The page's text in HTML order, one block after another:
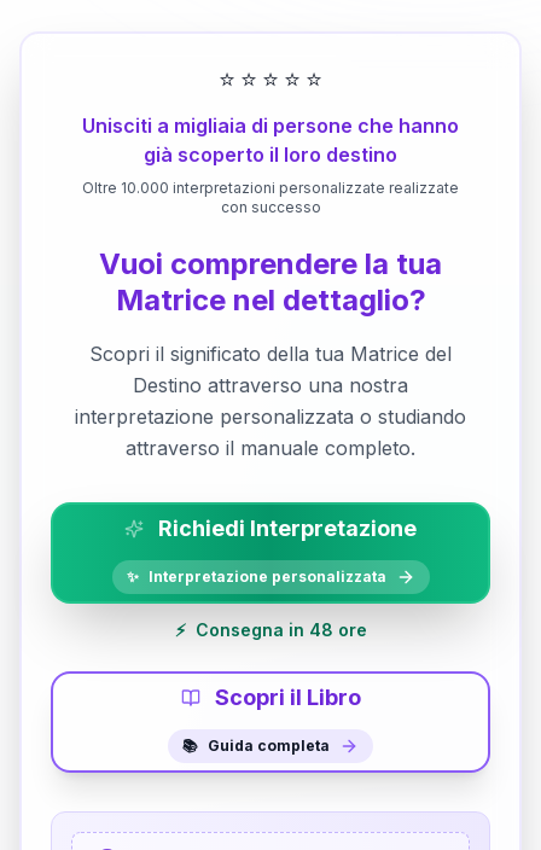
⭐ ⭐ ⭐ ⭐ ⭐
Unisciti a migliaia di persone che hanno
già scoperto il loro destino
Oltre 10.000 interpretazioni personalizzate realizzate
con successo
Vuoi comprendere la tua
Matrice nel dettaglio?
Scopri il significato della tua Matrice del
Destino attraverso una nostra
interpretazione personalizzata o studiando
attraverso il manuale completo.
Richiedi Interpretazione
✨ Interpretazione personalizzata
⚡ Consegna in 48 ore
Scopri il Libro
📚 Guida completa